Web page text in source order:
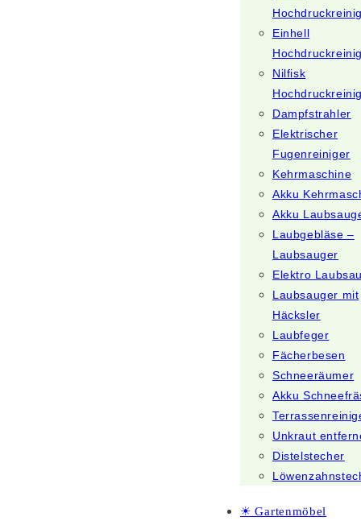
Einhell
Nilfisk
Dampfstrahler
Elektrischer
Fugenreiniger
Kehrmaschine
Akku
Akku
Laubgebläse –
Laubsauger
Elektro
Laubsauger mit
Häcksler
Laubfeger
Fächerbesen
Schneeräumer
Akku
Unkraut
Distelstecher
☀ Gartenmöbel